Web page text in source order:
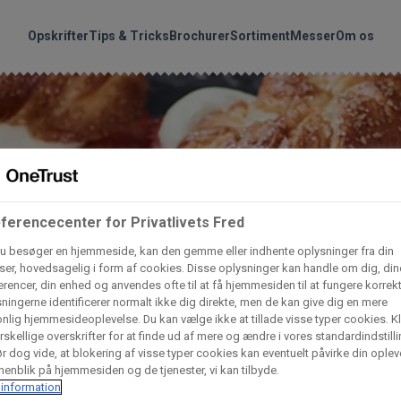
OpskrifterTips & TricksBrochurerSortimentMesserOm os
Søg
vores produkter
Dagrofa Foodservice
INCO Cash & Carry L. C. Lauritzen A/
Vaffelexpressen Vaffelgrossisten
Gem dine favoritter!
ikke en eneste opskrift gå tabt! Opret en profil nu og start din
medlem af Odense Marcipan's professionelle fællesskab og
adgang til dine gemte opskrifter og produkter - når som helst,
hvor som helst.
Log ind Opret profil
for Privatlivets Fred
besøger en hjemmeside, kan den gemme eller indhente oplysninger fra din
hovedsagelig i form af cookies. Disse oplysninger kan handle om dig,
din enhed og anvendes ofte til at få hjemmesiden til at fungere korrekt.
identificerer normalt ikke dig direkte, men de kan give dig en mere
hjemmesideoplevelse. Du kan vælge ikke at tillade visse typer cookies.
overskrifter for at finde ud af mere og ændre i vores
dog vide, at blokering af visse typer cookies kan eventuelt påvirke din
på hjemmesiden og de tjenester, vi kan tilbyde.